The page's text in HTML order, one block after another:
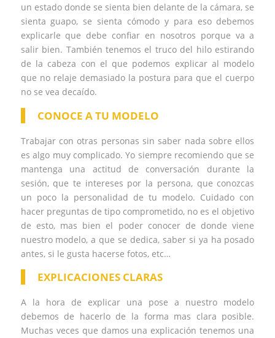
un estado donde se sienta bien delante de la cámara, se
sienta guapo, se sienta cómodo y para eso debemos
explicarle que debe confiar en nosotros porque va a
salir bien. También tenemos el truco del hilo estirando
de la cabeza con el que podemos explicar al modelo
que no relaje demasiado la postura para que el cuerpo
no se vea decaído.
CONOCE A TU MODELO
Trabajar con otras personas sin saber nada sobre ellos
es algo muy complicado. Yo siempre recomiendo que se
mantenga una actitud de conversación durante la
sesión, que te intereses por la persona, que conozcas
un poco la personalidad de tu modelo. Cuidado con
hacer preguntas de tipo comprometido, no es el objetivo
de esto, mas bien el poder conocer de donde viene
nuestro modelo, a que se dedica, saber si ya ha posado
antes, si le gusta hacerse fotos, etc…
EXPLICACIONES CLARAS
A la hora de explicar una pose a nuestro modelo
debemos de hacerlo de la forma mas clara posible.
Muchas veces que damos una explicación tenemos una